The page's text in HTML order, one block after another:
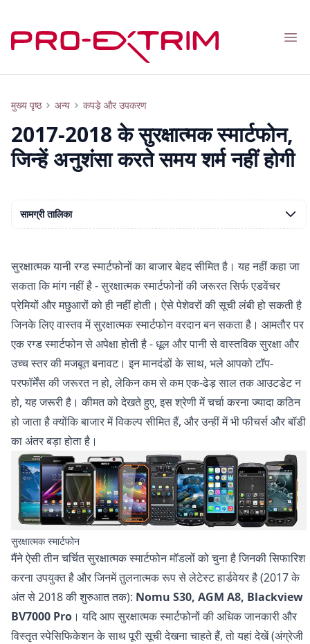
मुख्य पृष्ठ अन्य कपड़े और उपकरण
2017-2018 के सुरक्षात्मक स्मार्टफोन, जिन्हें अनुशंसा करते समय शर्म नहीं होगी
2017-2018 के सुरक्षात्मक स्मार्टफोन,
जिन्हें अनुशंसा करते समय शर्म नहीं होगी
सुरक्षात्मक यानी रग्ड स्मार्टफोनों का बाजार बेहद सीमित है। यह नहीं कहा जा
सकता कि मांग नहीं है - सुरक्षात्मक स्मार्टफोनों की जरूरत सिर्फ एडवेंचर
प्रेमियों और मछुआरों को ही नहीं होती। ऐसे पेशेवरों की सूची लंबी हो सकती है
जिनके लिए वास्तव में सुरक्षात्मक स्मार्टफोन वरदान बन सकता है। आमतौर पर
एक रग्ड स्मार्टफोन से अपेक्षा होती है - धूल और पानी से वास्तविक सुरक्षा और
उच्च स्तर की मजबूत बनावट। इन मानदंडों के साथ, भले आपको टॉप-
परफॉर्मेंस की जरूरत न हो, लेकिन कम से कम एक-ढेड़ साल तक आउटडेट न
हो, यह जरूरी है। कीमत को देखते हुए, इस श्रेणी में चर्चा करना ज्यादा कठिन
हो जाता है क्योंकि बाजार में विकल्प सीमित हैं, और उन्हीं में भी फीचर्स और बॉडी
का अंतर बड़ा होता है।
सुरक्षात्मक स्मार्टफोन
मैंने ऐसी तीन चर्चित सुरक्षात्मक स्मार्टफोन मॉडलों को चुना है जिनकी सिफारिश
करना उपयुक्त है और जिनमें तुलनात्मक रूप से लेटेस्ट हार्डवेयर है (2017 के
अंत से 2018 की शुरुआत तक): Nomu S30, AGM A8, Blackview
BV7000 Pro । यदि आप सुरक्षात्मक स्मार्टफोनों की अधिक जानकारी और
विस्तृत स्पेसिफिकेशन के साथ पूरी सूची देखना चाहते हैं, तो यहां देखें (अंग्रेजी
सामग्री तालिका